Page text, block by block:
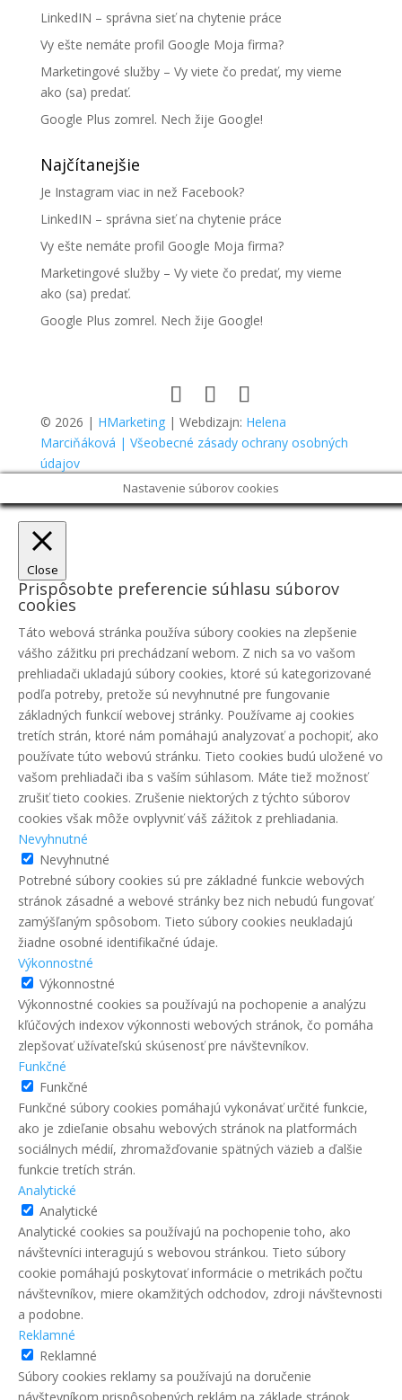
LinkedIN – správna sieť na chytenie práce
Vy ešte nemáte profil Google Moja firma?
Marketingové služby – Vy viete čo predať, my vieme
ako (sa) predať.
Google Plus zomrel. Nech žije Google!
Najčítanejšie
Je Instagram viac in než Facebook?
LinkedIN – správna sieť na chytenie práce
Vy ešte nemáte profil Google Moja firma?
Marketingové služby – Vy viete čo predať, my vieme
ako (sa) predať.
Google Plus zomrel. Nech žije Google!
© 2026 | HMarketing| Webdizajn: Helena
Marciňáková | Všeobecné zásady ochrany osobných
údajov
Nastavenie súborov cookies
Close
Prispôsobte preferencie súhlasu súborov
cookies
Táto webová stránka používa súbory cookies na zlepšenie
vášho zážitku pri prechádzaní webom. Z nich sa vo vašom
prehliadači ukladajú súbory cookies, ktoré sú kategorizované
podľa potreby, pretože sú nevyhnutné pre fungovanie
základných funkcií webovej stránky. Používame aj cookies
tretích strán, ktoré nám pomáhajú analyzovať a pochopiť, ako
používate túto webovú stránku. Tieto cookies budú uložené vo
vašom prehliadači iba s vaším súhlasom. Máte tiež možnosť
zrušiť tieto cookies. Zrušenie niektorých z týchto súborov
cookies však môže ovplyvniť váš zážitok z prehliadania.
Nevyhnutné
Nevyhnutné
Potrebné súbory cookies sú pre základné funkcie webových
stránok zásadné a webové stránky bez nich nebudú fungovať
zamýšľaným spôsobom. Tieto súbory cookies neukladajú
žiadne osobné identifikačné údaje.
Výkonnostné
Výkonnostné
Výkonnostné cookies sa používajú na pochopenie a analýzu
kľúčových indexov výkonnosti webových stránok, čo pomáha
zlepšovať užívateľskú skúsenosť pre návštevníkov.
Funkčné
Funkčné
Funkčné súbory cookies pomáhajú vykonávať určité funkcie,
ako je zdieľanie obsahu webových stránok na platformách
sociálnych médií, zhromažďovanie spätných väzieb a ďalšie
funkcie tretích strán.
Analytické
Analytické
Analytické cookies sa používajú na pochopenie toho, ako
návštevníci interagujú s webovou stránkou. Tieto súbory
cookie pomáhajú poskytovať informácie o metrikách počtu
návštevníkov, miere okamžitých odchodov, zdroji návštevnosti
a podobne.
Reklamné
Reklamné
Súbory cookies reklamy sa používajú na doručenie